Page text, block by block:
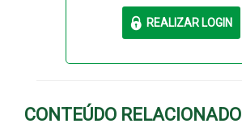
CONTEÚDO RELACIONADO